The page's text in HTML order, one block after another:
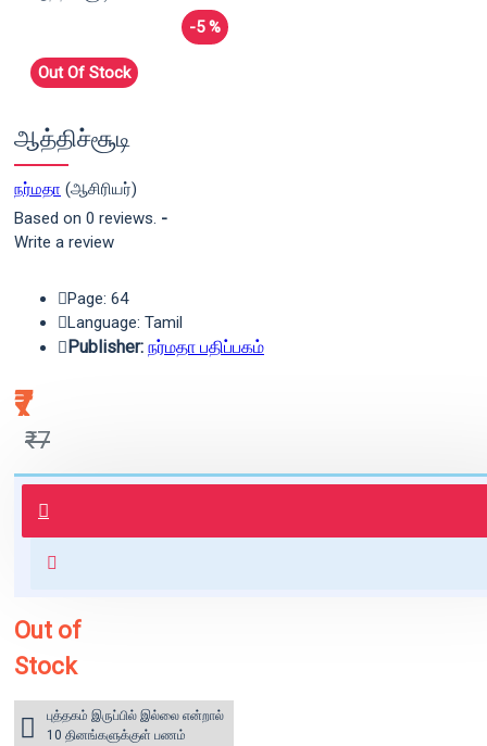
-5 %
Out Of Stock
ஆத்திச்சூடி
நர்மதா (ஆசிரியர்)
Based on 0 reviews. -
Write a review
₹7
₹7
Page: 64
Language: Tamil
Publisher: நர்மதா பதிப்பகம்
புத்தகம் 3 - 7 நாட்களில் அனுப்பி
வைக்கப்படும்.
for orders above ₹1000 within
Out of
Stock
புத்தகம் இருப்பில் இல்லை என்றால்
10 தினங்களுக்குள் பணம்